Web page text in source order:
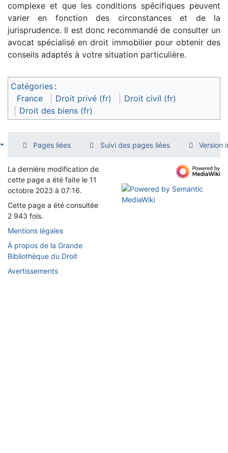
complexe et que les conditions spécifiques peuvent
varier en fonction des circonstances et de la
jurisprudence. Il est donc recommandé de consulter un
avocat spécialisé en droit immobilier pour obtenir des
conseils adaptés à votre situation particulière.
Catégories :
France
Droit privé (fr)
Droit civil (fr)
Droit des biens (fr)
Pages liées Suivi des pages liées Version
La dernière modification de
cette page a été faite le 11
octobre 2023 à 07:16.
Cette page a été consultée
2 943 fois.
Mentions légales
À propos de la Grande
Bibliothèque du Droit
Avertissements